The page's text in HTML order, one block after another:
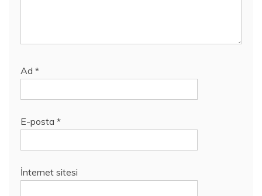
Ad *
E-posta *
İnternet sitesi